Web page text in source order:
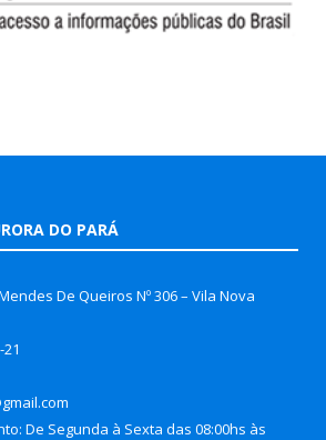
DO PARÁ
De Queiros Nº 306 – Vila Nova
De Segunda à Sexta das 08:00hs às